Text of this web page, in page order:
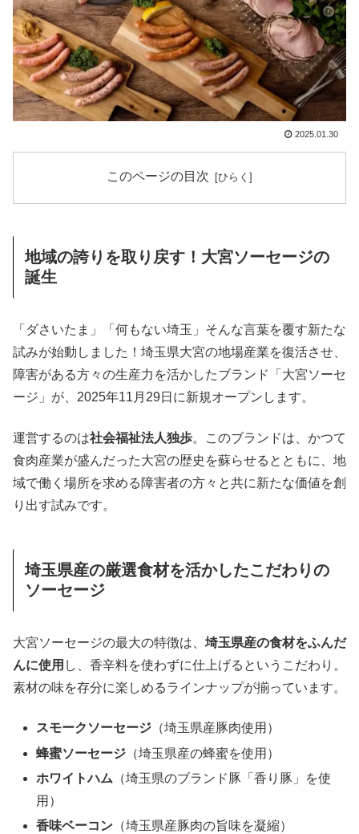
2025.01.30
このページの目次
地域の誇りを取り戻す！大宮ソーセージの
誕生
「ダさいたま」「何もない埼玉」そんな言葉を覆す新たな
試みが始動しました！埼玉県大宮の地場産業を復活させ、
障害がある方々の生産力を活かしたブランド「大宮ソーセ
ージ」が、2025年11月29日に新規オープンします。
運営するのは社会福祉法人独歩。このブランドは、かつて
食肉産業が盛んだった大宮の歴史を蘇らせるとともに、地
域で働く場所を求める障害者の方々と共に新たな価値を創
り出す試みです。
埼玉県産の厳選食材を活かしたこだわりの
ソーセージ
大宮ソーセージの最大の特徴は、 埼玉県産の食材をふんだ
んに使用 し、香辛料を使わずに仕上げるというこだわり。
素材の味を存分に楽しめるラインナップが揃っています。
スモークソーセージ （埼玉県産豚肉使用）
蜂蜜ソーセージ （埼玉県産の蜂蜜を使用）
ホワイトハム （埼玉県のブランド豚「香り豚」を使
用）
香味ベーコン （埼玉県産豚肉の旨味を凝縮）